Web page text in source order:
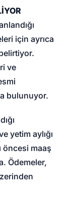
için ayrıca
ve
bulunuyor.
yetim aylığı
öncesi maaş
Ödemeler,